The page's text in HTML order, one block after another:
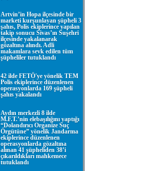
Artvin’in Hopa ilçesinde bir
marketi kurşunlayan şüpheli 3
şahıs, Polis ekiplerince yapılan
takip sonucu Sivas’ın Suşehri
ilçesinde yakalanarak
gözaltına alındı. Adli
makamlara sevk edilen tüm
şüpheliler tutuklandı
42 ilde FETÖ'ye yönelik TEM
Polis ekiplerince düzenlenen
operasyonlarda 169 şüpheli
şahıs yakalandı
Aydın merkezli 8 ilde
M.F.T.’nin elebaşılığını yaptığı
“Dolandırıcı Organize Suç
Örgütüne” yönelik Jandarma
ekiplerince düzenlenen
operasyonlarda gözaltına
alınan 41 şüpheliden 38’i
çıkarıldıkları mahkemece
tutuklandı